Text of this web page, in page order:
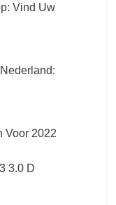
Vind Uw
Voor 2022
3.0 D